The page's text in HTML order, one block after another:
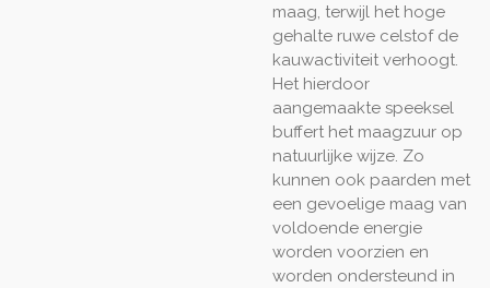
maag, terwijl het hoge
gehalte ruwe celstof de
kauwactiviteit verhoogt.
Het hierdoor
aangemaakte speeksel
buffert het maagzuur op
natuurlijke wijze. Zo
kunnen ook paarden met
een gevoelige maag van
voldoende energie
worden voorzien en
worden ondersteund in